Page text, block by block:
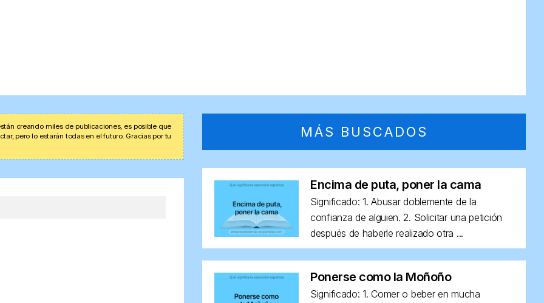
creando miles de publicaciones, es posible que
pero lo estarán todas en el futuro. Gracias por tu
MÁS BUSCADOS
Encima de puta, poner la cama
Significado: 1. Abusar doblemente de la
confianza de alguien. 2. Solicitar una petición
después de haberle realizado otra ...
Ponerse como la Moñoño
Significado: 1. Comer o beber en mucha